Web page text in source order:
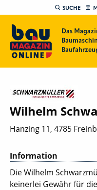
SUCHE
Das
Wilhelm
Hanzing 11, 4785
Information
Die Wilhelm
keinerlei Gewähr für